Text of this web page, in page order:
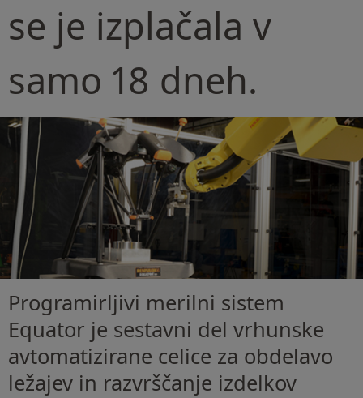
se je izplačala v
samo 18 dneh.
Programirljivi merilni sistem
Equator je sestavni del vrhunske
avtomatizirane celice za obdelavo
ležajev in razvrščanje izdelkov